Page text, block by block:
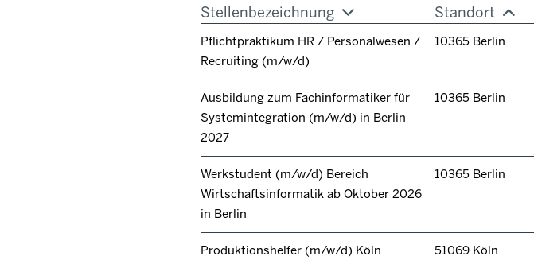
Stellenbezeichnung Standort
Pflichtpraktikum HR / Personalwesen /
Recruiting (m/w/d)
10365 Berlin
Ausbildung zum Fachinformatiker für
Systemintegration (m/w/d) in Berlin
2027
10365 Berlin
Werkstudent (m/w/d) Bereich
Wirtschaftsinformatik ab Oktober 2026
in Berlin
10365 Berlin
Produktionshelfer (m/w/d) Köln 51069 Köln